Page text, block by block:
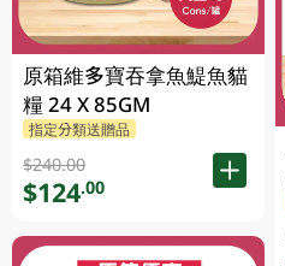
原箱維多寶吞拿魚鯷魚貓
糧 24 X 85GM
指定分類送贈品
$240.00
$124.00